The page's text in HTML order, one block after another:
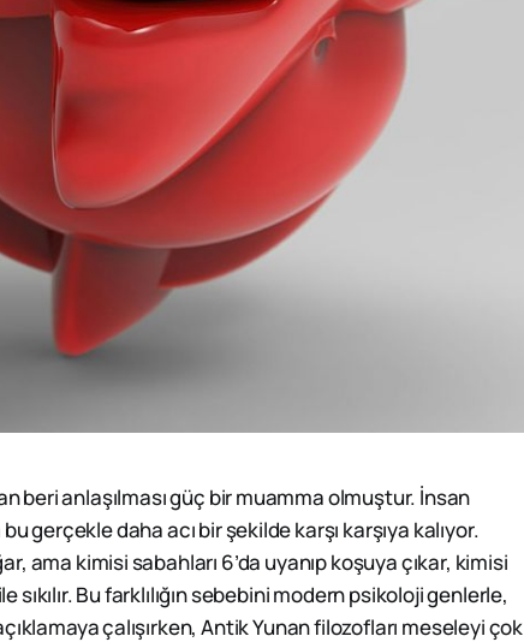
beri anlaşılması güç bir muamma olmuştur. İnsan
gerçekle daha acı bir şekilde karşı karşıya kalıyor.
ama kimisi sabahları 6’da uyanıp koşuya çıkar, kimisi
sıkılır. Bu farklılığın sebebini modern psikoloji genlerle,
çalışırken, Antik Yunan filozofları meseleyi çok